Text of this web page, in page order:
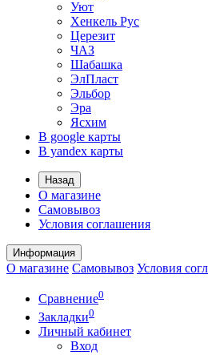
Уют
Хенкель Рус
Церезит
ЧАЗ
Шабашка
ЭлПласт
Эльбор
Эра
Ясхим
В google карты
В yandex карты
Назад
О магазине
Самовывоз
Условия соглашения
Информация
О магазине Самовывоз Условия
Сравнение0
Закладки0
Личный кабинет
Вход